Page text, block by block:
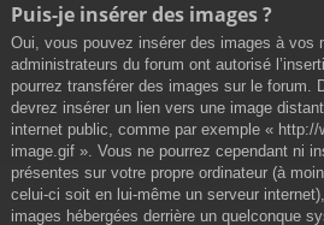
Puis-je insérer des images ?
Oui, vous pouvez insérer des images à vos
administrateurs du forum ont autorisé
pourrez transférer des images sur le forum.
devrez insérer un lien vers une image
internet public, comme par exemple « http://
image.gif ». Vous ne pourrez cependant ni
présentes sur votre propre ordinateur (à
celui-ci soit en lui-même un serveur
images hébergées derrière un quelconque